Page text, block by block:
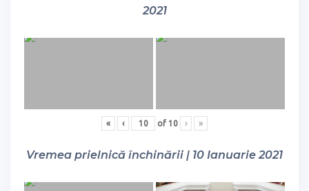
2021
« ‹ of 10 › »
Vremea prielnică închinării | 10 Ianuarie 2021